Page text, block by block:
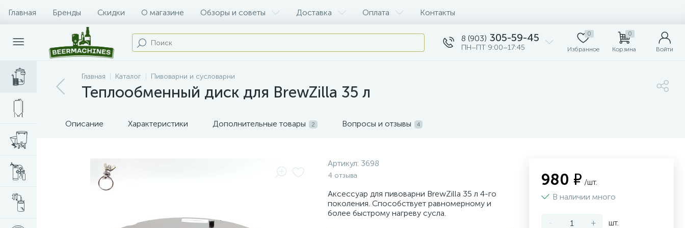
Главная Бренды Скидки О магазине Обзоры и советы Доставка Оплата Контакты
8 (903) 305-59-45
ПН–ПТ 9:00–17:45
0
Избранное
0
Корзина Войти
Главная Каталог Пивоварни и сусловарни
Теплообменный диск для BrewZilla 35 л
Описание Характеристики Дополнительные товары 2 Вопросы и отзывы 4
Артикул: 3698
4 отзыва
Аксессуар для пивоварни BrewZilla 35 л 4-го
поколения. Способствует равномерному и
более быстрому нагреву сусла.
980 ₽ /шт.
В наличии много
- + шт.